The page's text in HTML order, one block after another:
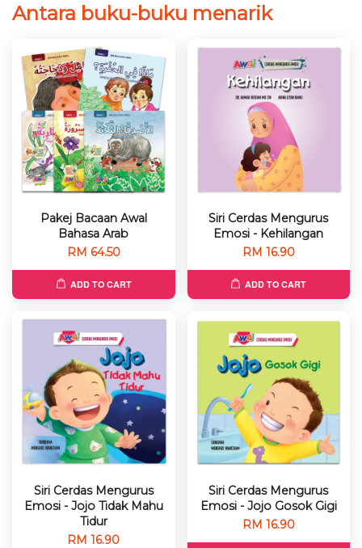
Antara buku-buku menarik
Pakej Bacaan Awal
Bahasa Arab
RM 64.50
ADD TO CART
Siri Cerdas Mengurus
Emosi - Kehilangan
RM 16.90
ADD TO CART
Siri Cerdas Mengurus
Emosi - Jojo Tidak Mahu
Tidur
RM 16.90
Siri Cerdas Mengurus
Emosi - Jojo Gosok Gigi
RM 16.90